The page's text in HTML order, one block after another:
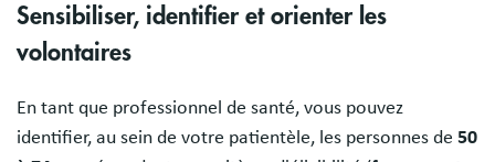
Sensibiliser, identifier et orienter les
volontaires
En tant que professionnel de santé, vous pouvez
identifier, au sein de votre patientèle, les personnes de 50